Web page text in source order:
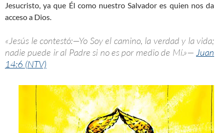
Jesucristo, ya que Él como nuestro Salvador es quien nos da
acceso a Dios.
«Jesús le contestó:—Yo Soy el camino, la verdad y la vida;
nadie puede ir al Padre si no es por medio de Mí.»— Juan
14:6 (NTV)